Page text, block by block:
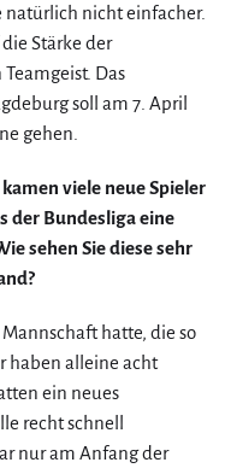
natürlich nicht einfacher.
Stärke der
Das
soll am 7. April
gehen.
viele neue Spieler
der Bundesliga eine
sehen Sie diese sehr
hatte, die so
haben alleine acht
ein neues
recht schnell
nur am Anfang der